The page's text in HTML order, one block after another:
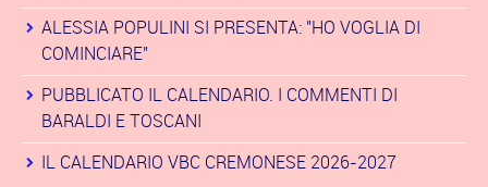
ALESSIA POPULINI SI PRESENTA: "HO VOGLIA DI
COMINCIARE"
PUBBLICATO IL CALENDARIO. I COMMENTI DI
BARALDI E TOSCANI
IL CALENDARIO VBC CREMONESE 2026-2027